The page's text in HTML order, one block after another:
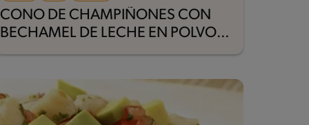
CONO DE CHAMPIÑONES CON
BECHAMEL DE LECHE EN POLVO
KLIM® (RECETA VEGETARIANA)